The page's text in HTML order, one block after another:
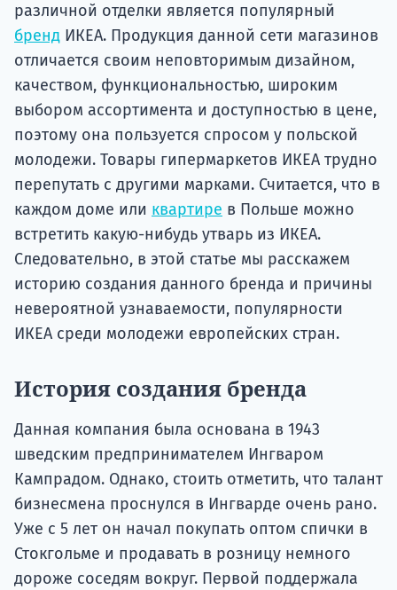
различной отделки является популярный
бренд ИКЕА. Продукция данной сети магазинов
отличается своим неповторимым дизайном,
качеством, функциональностью, широким
выбором ассортимента и доступностью в цене,
поэтому она пользуется спросом у польской
молодежи. Товары гипермаркетов ИКЕА трудно
перепутать с другими марками. Считается, что в
каждом доме или квартире в Польше можно
встретить какую-нибудь утварь из ИКЕА.
Следовательно, в этой статье мы расскажем
историю создания данного бренда и причины
невероятной узнаваемости, популярности
ИКЕА среди молодежи европейских стран.
История создания бренда
Данная компания была основана в 1943
шведским предпринимателем Ингваром
Кампрадом. Однако, стоить отметить, что талант
бизнесмена проснулся в Ингварде очень рано.
Уже с 5 лет он начал покупать оптом спички в
Стокгольме и продавать в розницу немного
дороже соседям вокруг. Первой поддержала